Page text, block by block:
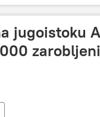
jugoistoku